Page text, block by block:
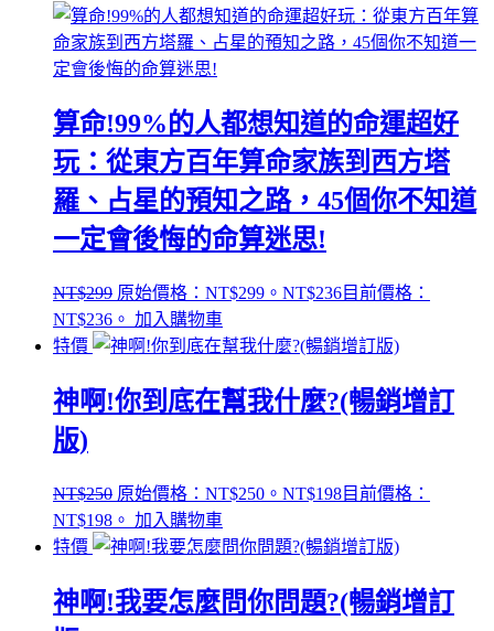
算命!99%的人都想知道的命運超好
玩：從東方百年算命家族到西方塔
羅、占星的預知之路，45個你不知道
一定會後悔的命算迷思!
NT$299 原始價格：NT$299。 NT$236目前價格：
NT$236。 加入購物車
特價
神啊!你到底在幫我什麼?(暢銷增訂
版)
NT$250 原始價格：NT$250。 NT$198目前價格：
NT$198。 加入購物車
特價
神啊!我要怎麼問你問題?(暢銷增訂